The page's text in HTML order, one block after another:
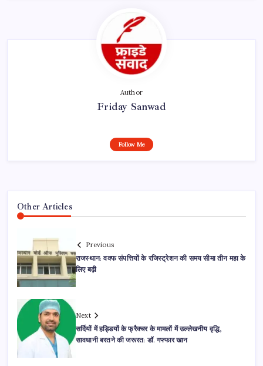
Author
Friday Sanwad
Follow Me
Other Articles
Previous
राजस्थान: वक्फ संपत्तियों के रजिस्ट्रेशन की समय सीमा तीन महा के
लिए बढ़ी
Next
सर्दियों में हड्डियों के फ्रैक्चर के मामलों में उल्लेखनीय वृद्धि,
सावधानी बरतने की जरूरत: डॉ. गफ्फार खान